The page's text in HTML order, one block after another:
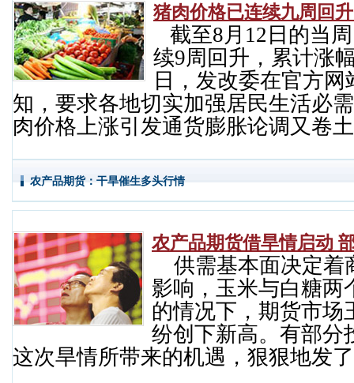
猪肉价格已连续九周回
截至8月12日的当
续9周回升，累计涨
日，发改委在官方
知，要求各地切实加强居民生活必
肉价格上涨引发通货膨胀论调又卷
农产品期货：干旱催生多头行情
农产品期货借旱情启动
供需基本面决定着
影响，玉米与白糖两
的情况下，期货市场
纷创下新高。有部分
这次旱情所带来的机遇，狠狠地发